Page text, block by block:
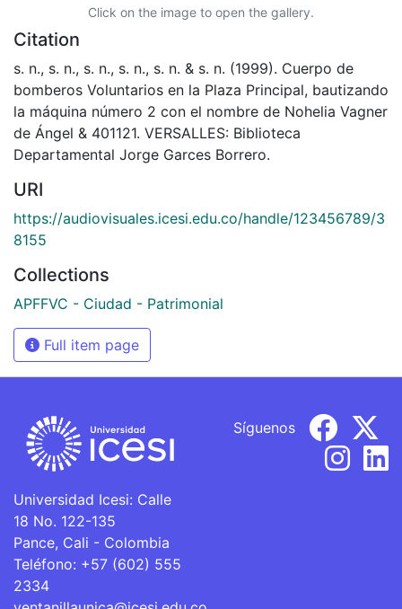
Click on the image to open the gallery.
Citation
s. n., s. n., s. n., s. n., s. n. & s. n. (1999). Cuerpo de
bomberos Voluntarios en la Plaza Principal, bautizando
la máquina número 2 con el nombre de Nohelia Vagner
de Ángel & 401121. VERSALLES: Biblioteca
Departamental Jorge Garces Borrero.
URI
https://audiovisuales.icesi.edu.co/handle/123456789/3
8155
Collections
APFFVC - Ciudad - Patrimonial
Full item page
Universidad Icesi: Calle
18 No. 122-135
Pance, Cali - Colombia
Teléfono: +57 (602) 555
2334
Síguenos